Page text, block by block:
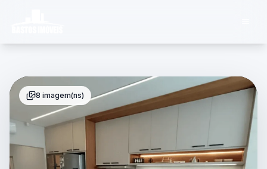
8 imagem(ns)